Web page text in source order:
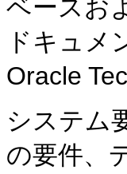
ベースお
ドキュメ
Oracle
システム
の要件、